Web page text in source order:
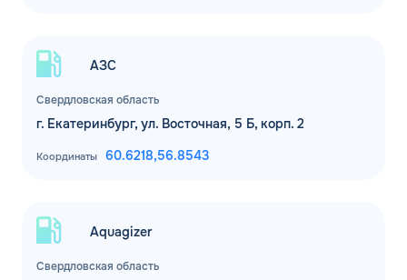
Свердловская область
АЗС
г. Екатеринбург, ул. Восточная, 5 Б, корп. 2
Координаты 60.6218,56.8543
Свердловская область
Aquagizer
Комментарий